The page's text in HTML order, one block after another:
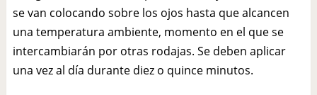
se van colocando sobre los ojos hasta que alcancen
una temperatura ambiente, momento en el que se
intercambiarán por otras rodajas. Se deben aplicar
una vez al día durante diez o quince minutos.